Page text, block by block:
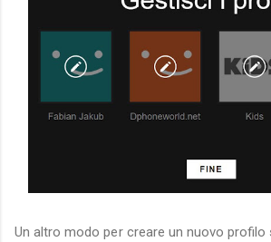
Un altro modo per creare un nuovo profilo